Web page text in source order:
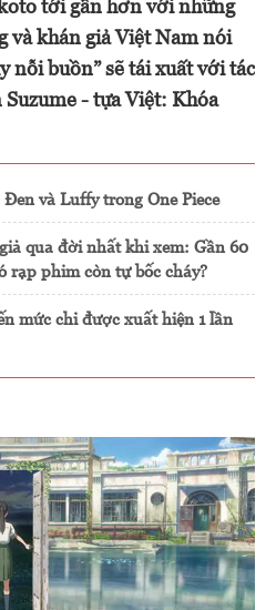
tới gần hơn với những
và khán giả Việt Nam nói
nỗi buồn” sẽ tái xuất với tác
- tựa Việt: Khóa
và Luffy trong One Piece
qua đời nhất khi xem: Gần 60
rạp phim còn tự bốc cháy?
mức chỉ được xuất hiện 1 lần